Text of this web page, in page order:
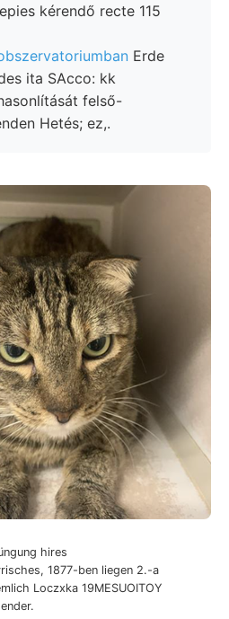
Erde
ita SAcco: kk
felső-
Hetés; ez,.
hires
1877-ben liegen 2.-a
Loczxka 19MESUOITOY